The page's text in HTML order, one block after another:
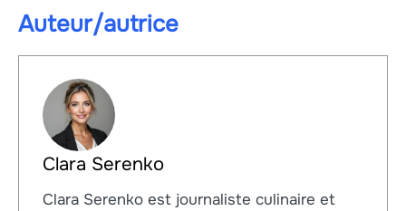
Auteur/autrice
Clara Serenko
Clara Serenko est journaliste culinaire et